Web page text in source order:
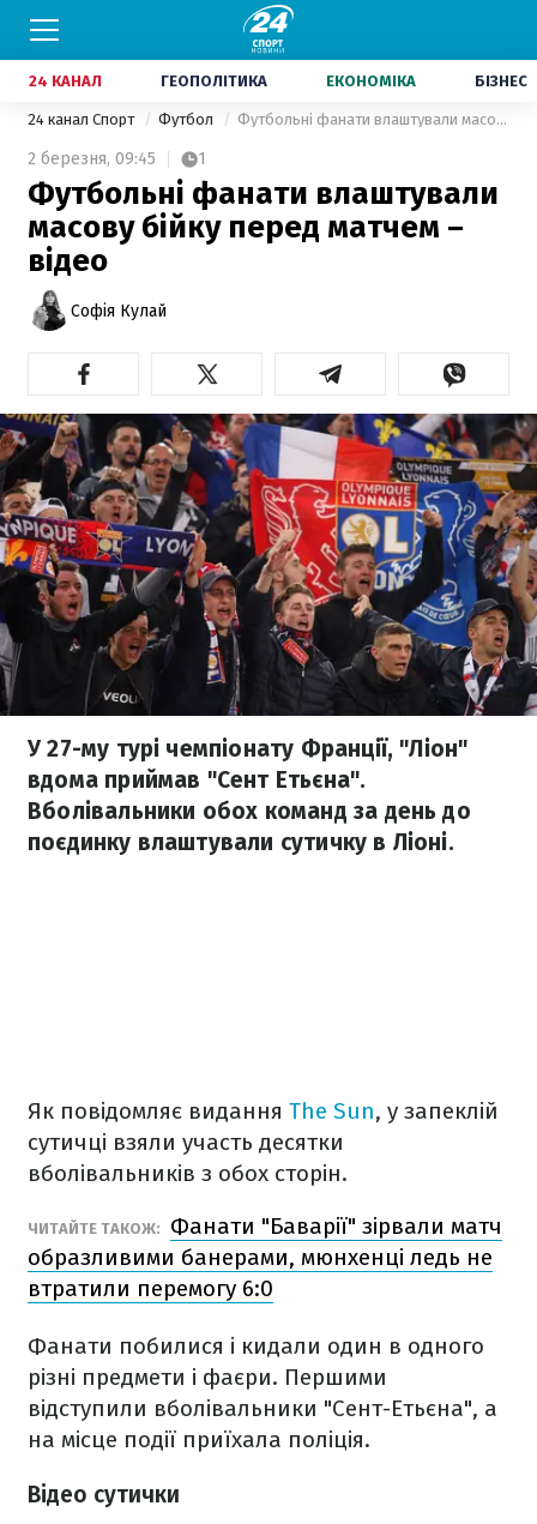
24 КАНАЛ ГЕОПОЛІТИКА ЕКОНОМІКА БІЗНЕС
24 канал Спорт Футбол Футбольні фанати влаштували масову бійку перед матчем – відео
2 березня, 09:45 1
Футбольні фанати влаштували
масову бійку перед матчем –
відео
Софія Кулай
У 27-му турі чемпіонату Франції, "Ліон"
вдома приймав "Сент Етьєна".
Вболівальники обох команд за день до
поєдинку влаштували сутичку в Ліоні.
Як повідомляє видання The Sun, у запеклій
сутичці взяли участь десятки
вболівальників з обох сторін.
ЧИТАЙТЕ ТАКОЖ:
Фанати "Баварії" зірвали матч
образливими банерами, мюнхенці ледь не
втратили перемогу 6:0
Фанати побилися і кидали один в одного
різні предмети і фаєри. Першими
відступили вболівальники "Сент-Етьєна", а
на місце події приїхала поліція.
Відео сутички